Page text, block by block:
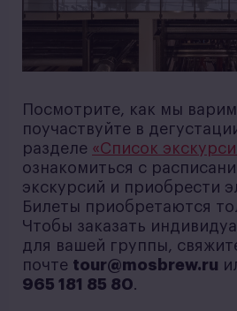
Посмотрите, как мы
поучаствуйте в
разделе «Список
ознакомиться с
экскурсий и приобрести
Билеты приобретаются
Чтобы заказать
для вашей группы,
почте tour@mosbrew.ru
965 181 85 80.